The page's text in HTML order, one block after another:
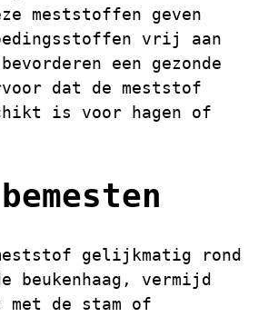
meststoffen geven
vrij aan
een gezonde
dat de meststof
is voor hagen of
gelijkmatig rond
beukenhaag, vermijd
de stam of